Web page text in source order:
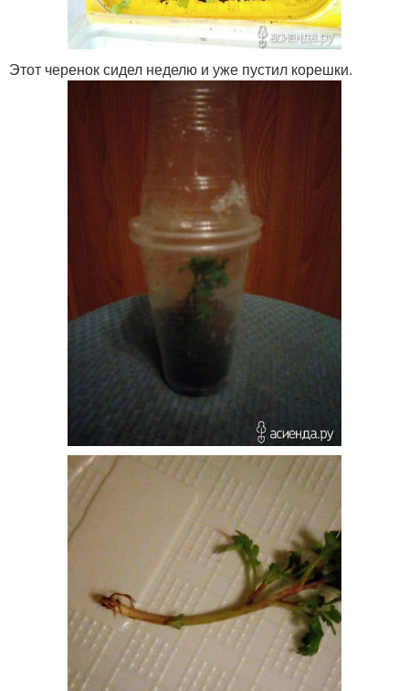
Этот черенок сидел неделю и уже пустил корешки.